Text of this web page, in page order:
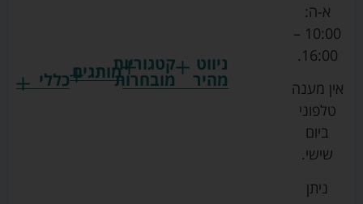
ניווט
מהיר
קטגוריות
מובחרותמותגים
גרקו
כללי
א-ה:
10:00 –
16:00.
אין מענה
טלפוני
ביום
שישי.
ניתן